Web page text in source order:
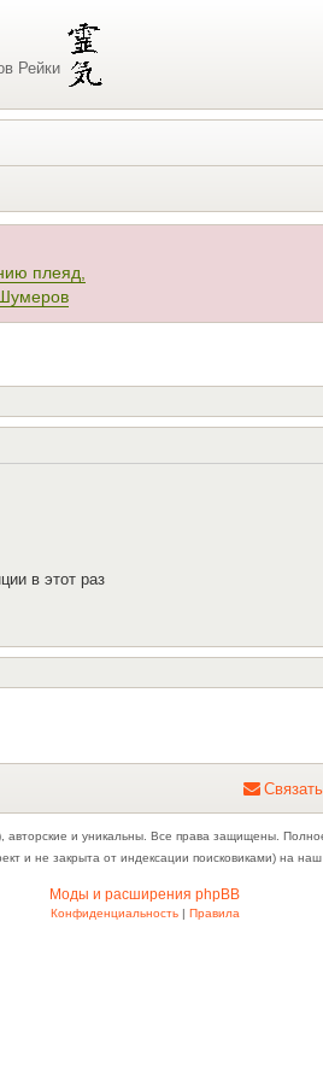
Рейки
плеяд,
в этот раз
Связать
и уникальны. Все права защищены.
и не закрыта от индексации поисковиками) на
Моды и расширения phpBB
Конфиденциальность| Правила